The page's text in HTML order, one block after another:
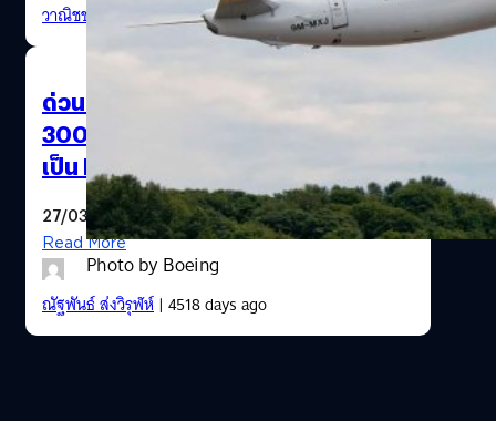
Photo by Boeing
วาณิชชา สายเสมา| 1584 days ago
ด่วน! ดาวเทียมไทย พบวัตถุสงสัยกว่า
300 ชิ้นในมหาสมุทรอินเดีย คาดอาจ
เป็น MH370
27/03/2014
Read More
ณัฐพันธ์ ส่งวิรุฬห์| 4518 days ago